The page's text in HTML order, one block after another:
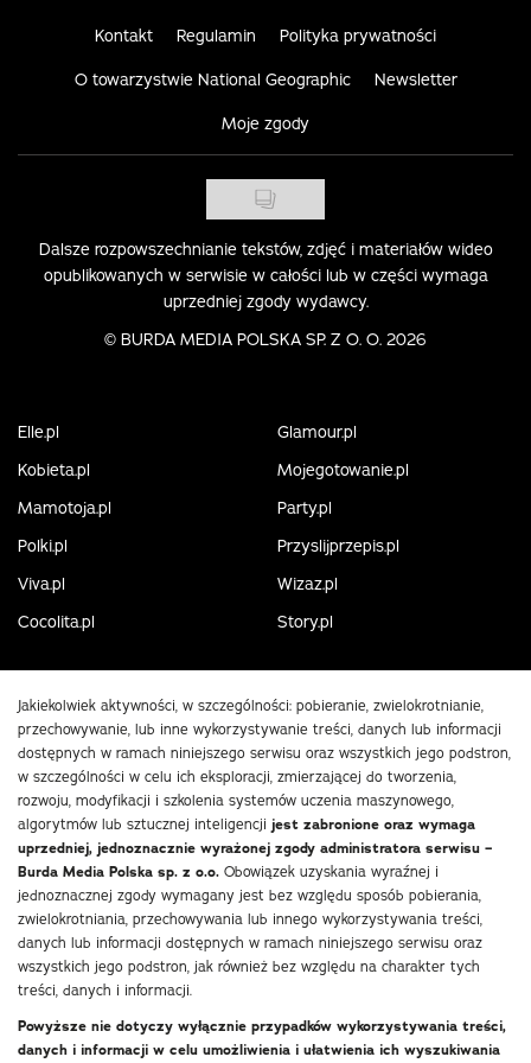
Kontakt Regulamin Polityka prywatności
O towarzystwie National Geographic Newsletter
Moje zgody
Dalsze rozpowszechnianie tekstów, zdjęć i materiałów wideo
opublikowanych w serwisie w całości lub w części wymaga
uprzedniej zgody wydawcy.
© BURDA MEDIA POLSKA SP. Z O. O. 2026
Elle.pl
Glamour.pl
Kobieta.pl
Mojegotowanie.pl
Mamotoja.pl
Party.pl
Polki.pl
Przyslijprzepis.pl
Viva.pl
Wizaz.pl
Cocolita.pl
Story.pl
Jakiekolwiek aktywności, w szczególności: pobieranie, zwielokrotnianie,
przechowywanie, lub inne wykorzystywanie treści, danych lub informacji
dostępnych w ramach niniejszego serwisu oraz wszystkich jego podstron,
w szczególności w celu ich eksploracji, zmierzającej do tworzenia,
rozwoju, modyfikacji i szkolenia systemów uczenia maszynowego,
algorytmów lub sztucznej inteligencji jest zabronione oraz wymaga
uprzedniej, jednoznacznie wyrażonej zgody administratora serwisu –
Burda Media Polska sp. z o.o. Obowiązek uzyskania wyraźnej i
jednoznacznej zgody wymagany jest bez względu sposób pobierania,
zwielokrotniania, przechowywania lub innego wykorzystywania treści,
danych lub informacji dostępnych w ramach niniejszego serwisu oraz
wszystkich jego podstron, jak również bez względu na charakter tych
treści, danych i informacji.
Powyższe nie dotyczy wyłącznie przypadków wykorzystywania treści,
danych i informacji w celu umożliwienia i ułatwienia ich wyszukiwania